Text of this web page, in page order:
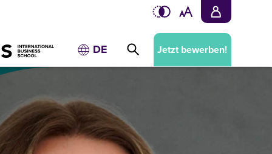
DE Jetzt bewerben!